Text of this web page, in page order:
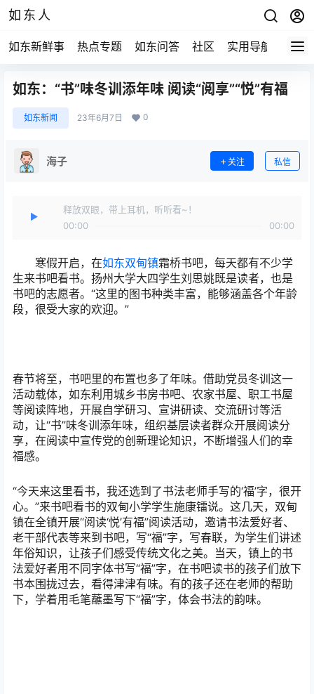
如东人
如东新鲜事 热点专题 如东问答 社区 实用导航 如东
如东：“书”味冬训添年味 阅读“阅享”“悦”有福
如东新闻 23年6月7日 0
海子 关注 私信
释放双眼，带上耳机，听听看~！
00:00
00:00
寒假开启，在如东双甸镇霜桥书吧，每天都有不少学
生来书吧看书。扬州大学大四学生刘思姚既是读者，也是
书吧的志愿者。“这里的图书种类丰富，能够涵盖各个年龄
段，很受大家的欢迎。”
春节将至，书吧里的布置也多了年味。借助党员冬训这一
活动载体，如东利用城乡书房书吧、农家书屋、职工书屋
等阅读阵地，开展自学研习、宣讲研读、交流研讨等活
动，让“书”味冬训添年味，组织基层读者群众开展阅读分
享，在阅读中宣传党的创新理论知识，不断增强人们的幸
福感。
“今天来这里看书，我还选到了书法老师手写的‘福’字，很开
心。”来书吧看书的双甸小学学生施康镭说。这几天，双甸
镇在全镇开展“阅读‘悦’有福”阅读活动，邀请书法爱好者、
老干部代表等来到书吧，写“福”字，写春联，为学生们讲述
年俗知识，让孩子们感受传统文化之美。当天，镇上的书
法爱好者用不同字体书写“福”字，在书吧读书的孩子们放下
书本围拢过去，看得津津有味。有的孩子还在老师的帮助
下，学着用毛笔蘸墨写下“福”字，体会书法的韵味。